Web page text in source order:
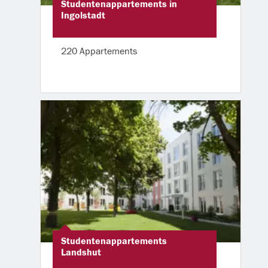
Studentenappartements in
Ingolstadt
220 Appartements
Studentenappartements
Landshut